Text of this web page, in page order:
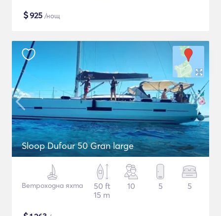
$925 /нощ
Sloop Dufour 50 Gran large
Ветроходна яхта
50 ft
15 m
10 5 5